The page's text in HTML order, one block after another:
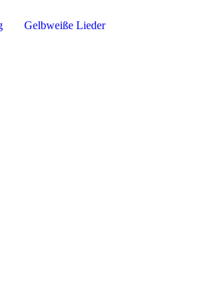
Gelbweiße Lieder